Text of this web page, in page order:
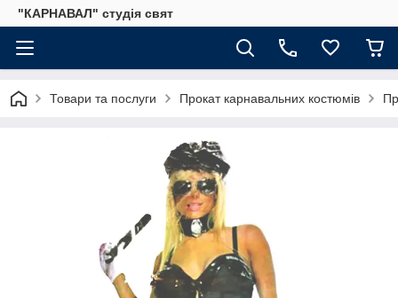
"КАРНАВАЛ" студія свят
Товари та послуги Прокат карнавальних костюмів